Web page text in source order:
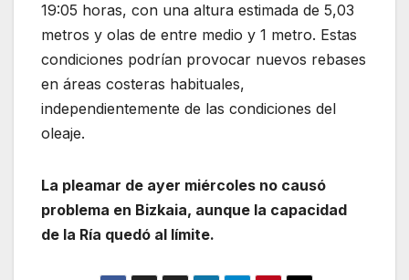
19:05 horas, con una altura estimada de 5,03
metros y olas de entre medio y 1 metro. Estas
condiciones podrían provocar nuevos rebases
en áreas costeras habituales,
independientemente de las condiciones del
oleaje.
La pleamar de ayer miércoles no causó
problema en Bizkaia, aunque la capacidad
de la Ría quedó al límite.